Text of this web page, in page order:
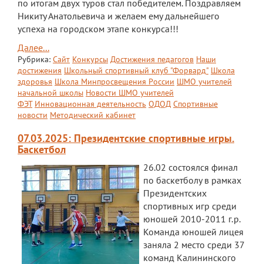
Локальные акты
Предписания органов надзора
Страница директора
Предписания органов надзора
Охрана труда
Гостевая книга
Результаты самообследования
Финансово-хозяйственная деятельность
Реализация антикоррупционной
политики
Знак «За вклад в развитие лицея»
по итогам двух туров стал победителем. Поздравляем
Никиту Анатольевича и желаем ему дальнейшего
успеха на городском этапе конкурса!!!
Далее...
Рубрика: Сайт Конкурсы Достижения педагогов Наши
достижения Школьный спортивный клуб "Форвард" Школа
здоровья Школа Минпросвещения России ШМО учителей
начальной школы Новости ШМО учителей
ФЭТ Инновационная деятельность ОДОД Спортивные
новости Методический кабинет
07.03.2025: Президентские спортивные игры.
Баскетбол
26.02 состоялся финал
по баскетболу в рамках
Президентских
спортивных игр среди
юношей 2010-2011 г.р.
Команда юношей лицея
заняла 2 место среди 37
команд Калининского